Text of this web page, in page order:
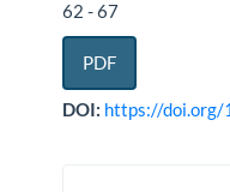
62 - 67
PDF
DOI: https://doi.org/